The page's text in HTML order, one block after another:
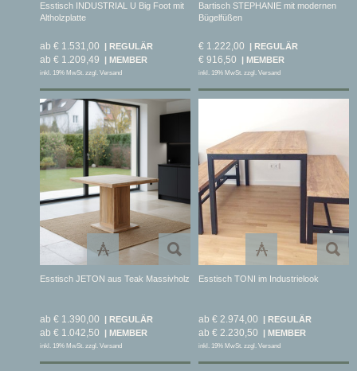
Esstisch INDUSTRIAL U Big Foot mit
Altholzplatte
ab € 1.531,00
ab € 1.209,49
inkl. 19% MwSt. zzgl. Versand
Bartisch STEPHANIE mit modernen
Bügelfüßen
€ 1.222,00
€ 916,50
inkl. 19% MwSt. zzgl. Versand
Esstisch JETON aus Teak Massivholz
ab € 1.390,00
ab € 1.042,50
inkl. 19% MwSt. zzgl. Versand
Esstisch TONI im Industrielook
ab € 2.974,00
ab € 2.230,50
inkl. 19% MwSt. zzgl. Versand